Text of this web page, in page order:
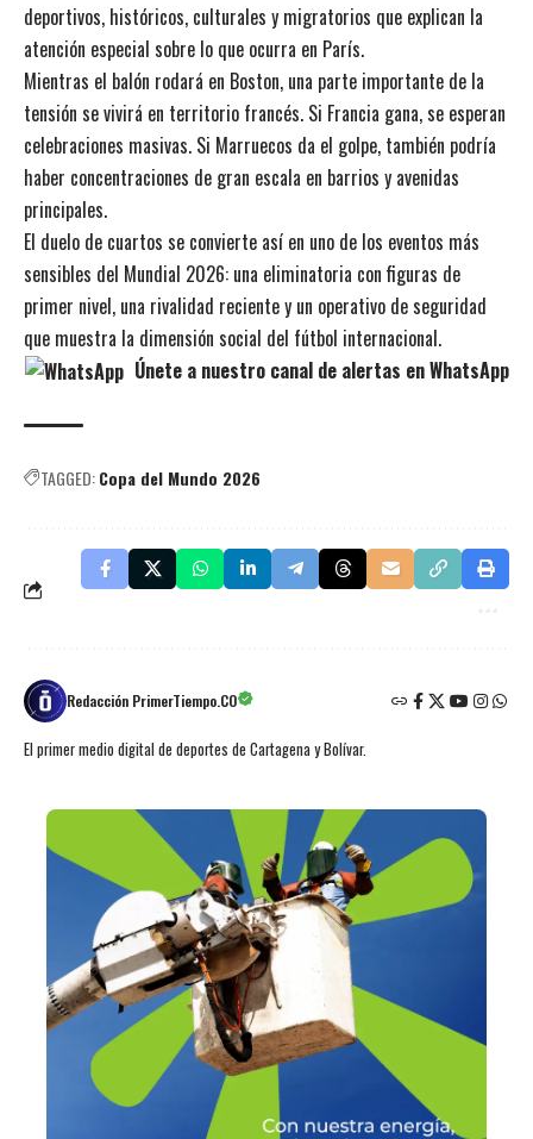
deportivos, históricos, culturales y migratorios que explican la
atención especial sobre lo que ocurra en París.
Mientras el balón rodará en Boston, una parte importante de la
tensión se vivirá en territorio francés. Si Francia gana, se esperan
celebraciones masivas. Si Marruecos da el golpe, también podría
haber concentraciones de gran escala en barrios y avenidas
principales.
El duelo de cuartos se convierte así en uno de los eventos más
sensibles del Mundial 2026: una eliminatoria con figuras de
primer nivel, una rivalidad reciente y un operativo de seguridad
que muestra la dimensión social del fútbol internacional.
Únete a nuestro canal de alertas en WhatsApp
TAGGED:Copa del Mundo 2026
Redacción PrimerTiempo.CO
El primer medio digital de deportes de Cartagena y Bolívar.